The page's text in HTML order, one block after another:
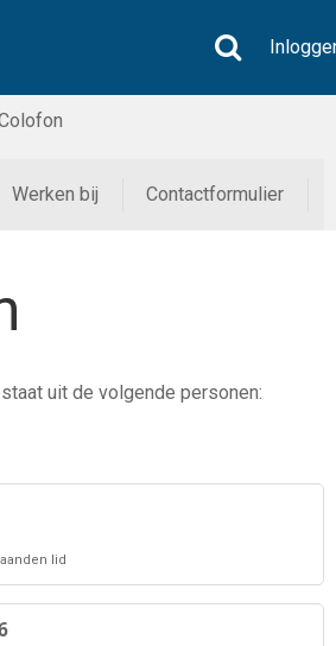
Werken bij Contactformulier
uit de volgende personen:
lid